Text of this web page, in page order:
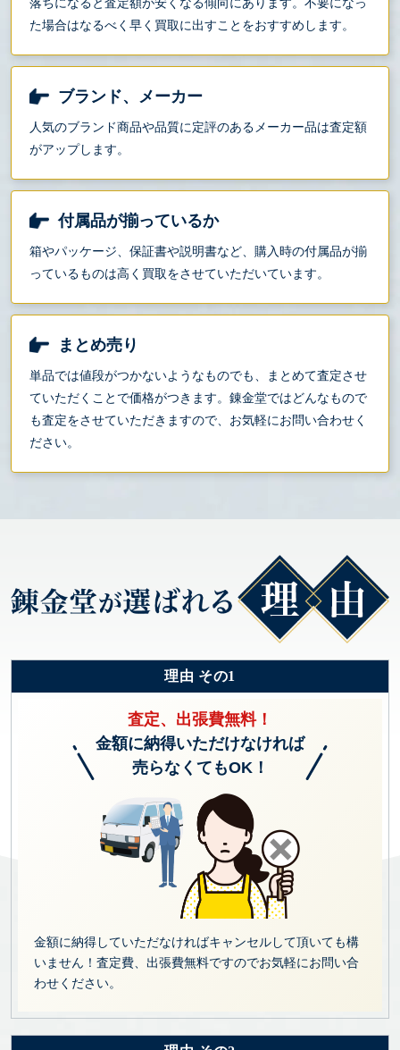
落ちになると査定額が安くなる傾向にあります。不要になっ
た場合はなるべく早く買取に出すことをおすすめします。
ブランド、メーカー
人気のブランド商品や品質に定評のあるメーカー品は査定額
がアップします。
付属品が揃っているか
箱やパッケージ、保証書や説明書など、購入時の付属品が揃
っているものは高く買取をさせていただいています。
まとめ売り
単品では値段がつかないようなものでも、まとめて査定させ
ていただくことで価格がつきます。錬金堂ではどんなもので
も査定をさせていただきますので、お気軽にお問い合わせく
ださい。
理由 その1
査定、出張費無料！
金額に納得いただけなければ
売らなくてもOK！
金額に納得していただなければキャンセルして頂いても構
いません！査定費、出張費無料ですのでお気軽にお問い合
わせください。